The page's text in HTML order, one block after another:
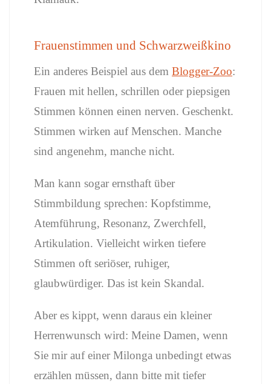
Frauenstimmen und Schwarzweißkino
Ein anderes Beispiel aus dem Blogger-Zoo:
Frauen mit hellen, schrillen oder piepsigen
Stimmen können einen nerven. Geschenkt.
Stimmen wirken auf Menschen. Manche
sind angenehm, manche nicht.
Man kann sogar ernsthaft über
Stimmbildung sprechen: Kopfstimme,
Atemführung, Resonanz, Zwerchfell,
Artikulation. Vielleicht wirken tiefere
Stimmen oft seriöser, ruhiger,
glaubwürdiger. Das ist kein Skandal.
Aber es kippt, wenn daraus ein kleiner
Herrenwunsch wird: Meine Damen, wenn
Sie mir auf einer Milonga unbedingt etwas
erzählen müssen, dann bitte mit tiefer